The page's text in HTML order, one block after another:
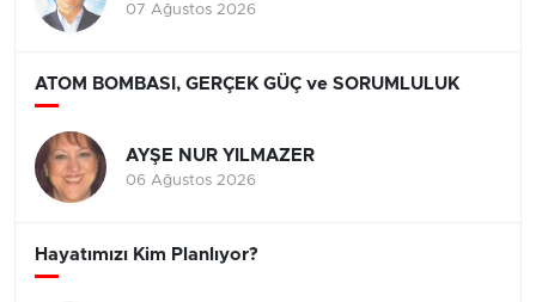
07 Ağustos 2026
ATOM BOMBASI, GERÇEK GÜÇ ve SORUMLULUK
AYŞE NUR YILMAZER
06 Ağustos 2026
Hayatımızı Kim Planlıyor?